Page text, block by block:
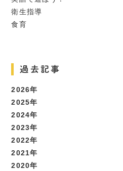
衛生指導
食育
過去記事
2026年
2025年
2024年
2023年
2022年
2021年
2020年